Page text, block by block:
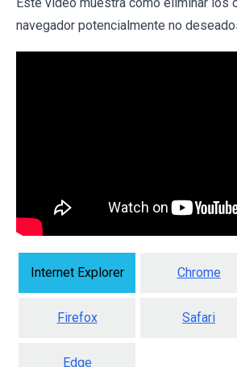
navegador potencialmente no
Internet Explorer Chrome
Firefox Safari
Edge